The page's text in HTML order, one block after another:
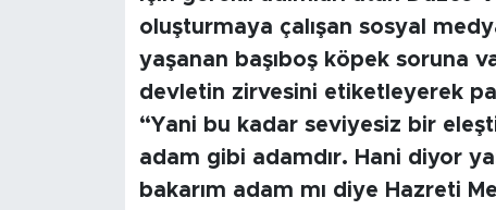
oluşturmaya çalışan sosyal
yaşanan başıboş köpek soruna
devletin zirvesini etiketleyerek
“Yani bu kadar seviyesiz bir
adam gibi adamdır. Hani diyor
bakarım adam mı diye Hazreti